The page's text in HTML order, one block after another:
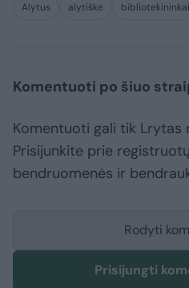
Alytus alytiškė bibliotekininkai
Komentuoti po šiuo
Komentuoti gali tik
Prisijunkite prie
bendruomenės ir
Rodyti
Prisijungti